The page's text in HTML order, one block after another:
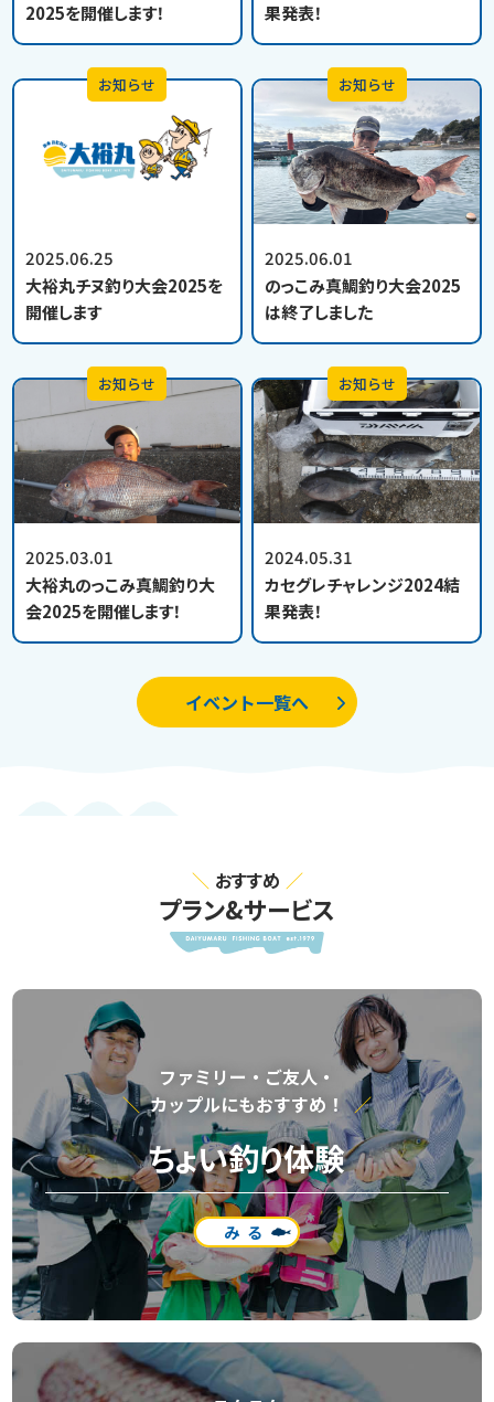
2025を開催します！
果発表！
2025.06.25
大裕丸チヌ釣り大会2025を
開催します
お知らせ
2025.06.01
のっこみ真鯛釣り大会2025
は終了しました
お知らせ
2025.03.01
大裕丸のっこみ真鯛釣り大
会2025を開催します！
お知らせ
2024.05.31
カセグレチャレンジ2024結
果発表！
お知らせ
イベント一覧へ
おすすめ
プラン&サービス
ファミリー・ご友⼈・
カップルにもおすすめ！
ちょい釣り体験
みる